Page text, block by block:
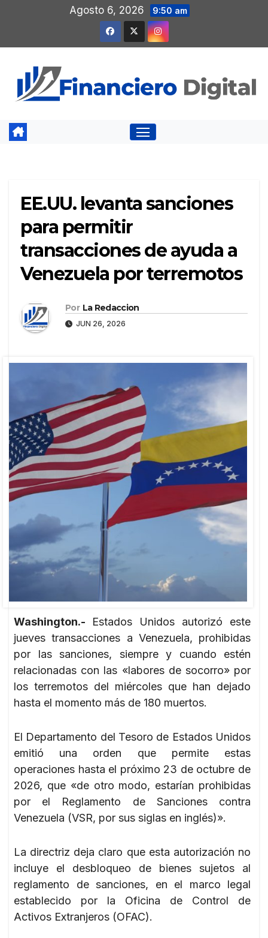
contenido
Agosto 6, 2026 9:50 am
EE.UU. levanta sanciones
para permitir
transacciones de ayuda a
Venezuela por terremotos
Por La Redaccion
JUN 26, 2026
Washington.- Estados Unidos autorizó este
jueves transacciones a Venezuela, prohibidas
por las sanciones, siempre y cuando estén
relacionadas con las «labores de socorro» por
los terremotos del miércoles que han dejado
hasta el momento más de 180 muertos.
El Departamento del Tesoro de Estados Unidos
emitió una orden que permite estas
operaciones hasta el próximo 23 de octubre de
2026, que «de otro modo, estarían prohibidas
por el Reglamento de Sanciones contra
Venezuela (VSR, por sus siglas en inglés)».
La directriz deja claro que esta autorización no
incluye el desbloqueo de bienes sujetos al
reglamento de sanciones, en el marco legal
establecido por la Oficina de Control de
Activos Extranjeros (OFAC).